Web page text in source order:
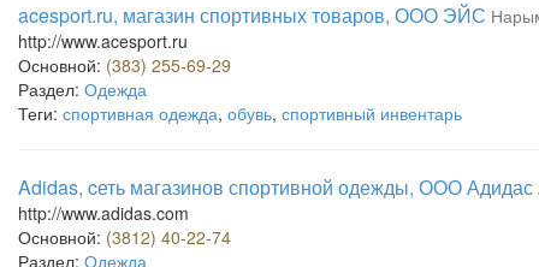
acesport.ru, магазин спортивных товаров, ООО ЭЙС
http://www.acesport.ru
Основной: (383) 255-69-29
Раздел: Одежда
Теги: спортивная одежда, обувь, спортивный инвентарь
Adidas, cеть магазинов спортивной одежды, ООО Адидас
http://www.adidas.com
Основной: (3812) 40-22-74
Раздел: Одежда